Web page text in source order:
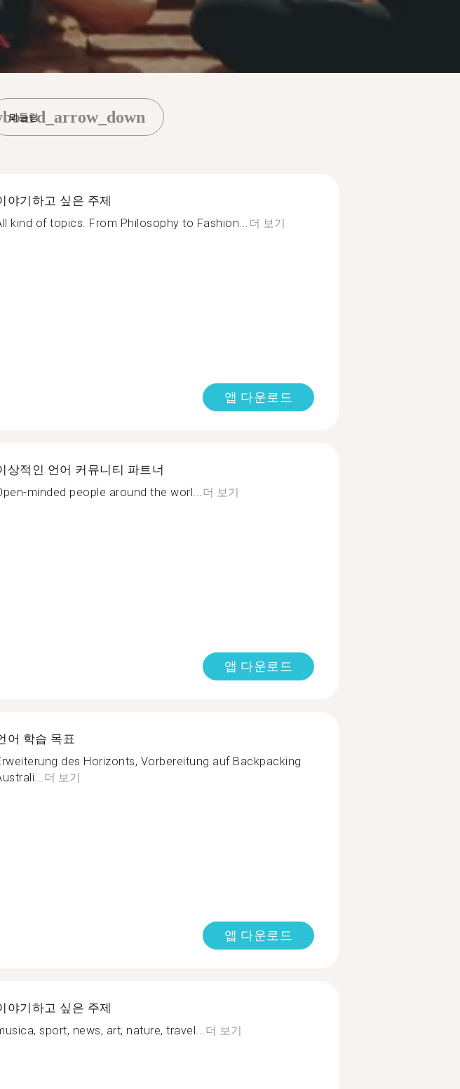
뫼들링
야기하고 싶은 주제
kind of topics. From Philosophy to Fashion...더 보기
앱 다운로드
상적인 언어 커뮤니티 파트너
minded people around the worl...더 보기
앱 다운로드
어 학습 목표
des Horizonts, Vorbereitung auf Backpacking
더 보기
앱 다운로드
야기하고 싶은 주제
sport, news, art, nature, travel...더 보기